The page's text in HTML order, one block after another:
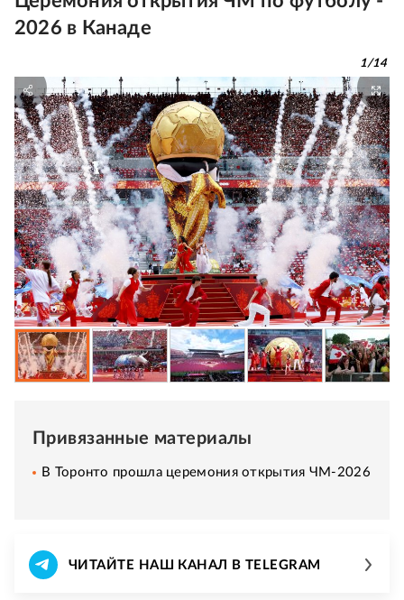
2026 в Канаде
1/14
Привязанные материалы
В Торонто прошла церемония открытия ЧМ-2026
ЧИТАЙТЕ НАШ КАНАЛ В TELEGRAM